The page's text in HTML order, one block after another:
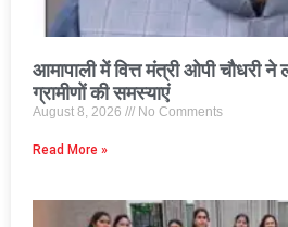
आमापाली में वित्त मंत्री ओपी चौधरी
ग्रामीणों की समस्याएं
August 8, 2026 No Comments
Read More »